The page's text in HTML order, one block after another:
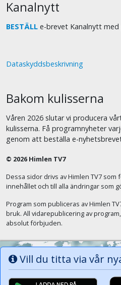
Kanalnytt
BESTÄLL e-brevet Kanalnytt
Dataskyddsbeskrivning
Bakom kulisserna
Våren 2026 slutar vi producera
kulisserna. Få programnyheter
genom att beställa e-
Vill du titta via vår
© 2026 Himlen TV7
Dessa sidor drivs av Himlen TV7
innehållet och till alla ändringar som
Program som publiceras av Himlen
bruk. All vidarepublicering av
absolut förbjuden.
Alla tungor ska